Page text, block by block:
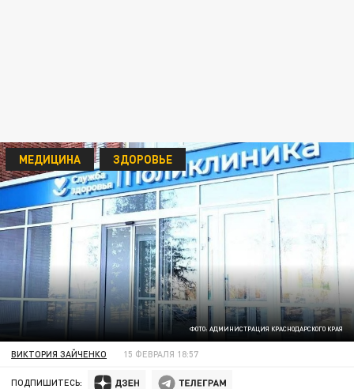
ФОТО: АДМИНИСТРАЦИЯ КРАСНОДАРСКОГО КРАЯ
МЕДИЦИНА ЗДОРОВЬЕ
ВИКТОРИЯ ЗАЙЧЕНКО 15 ФЕВРАЛЯ 18:57
ПОДПИШИТЕСЬ: